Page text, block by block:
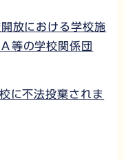
放における学校施
等の学校関係団
に不法投棄されま